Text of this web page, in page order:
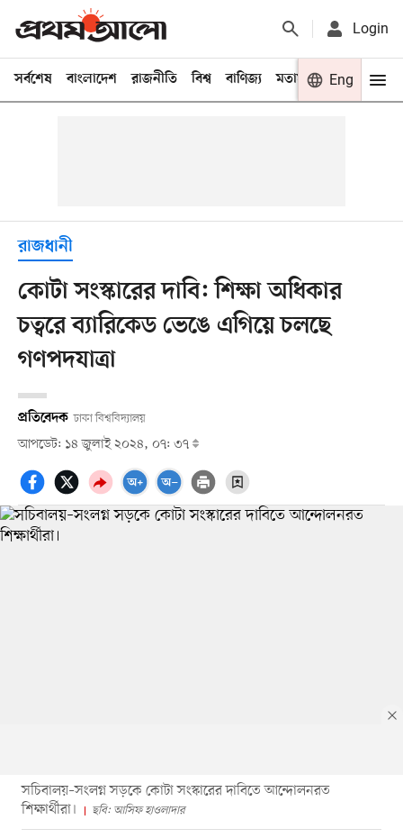
Login
সর্বশেষ বাংলাদেশ রাজনীতি বিশ্ব বাণিজ্য মতামত খেলা
Eng
রাজধানী
কোটা সংস্কারের দাবি: শিক্ষা অধিকার
চত্বরে ব্যারিকেড ভেঙে এগিয়ে চলছে
গণপদযাত্রা
প্রতিবেদক ঢাকা বিশ্ববিদ্যালয়
আপডেট: ১৪ জুলাই ২০২৪, ০৭: ৩৭
সচিবালয়–সংলগ্ন সড়কে কোটা সংস্কারের দাবিতে আন্দোলনরত
শিক্ষার্থীরা।
ছবি: আসিফ হাওলাদার